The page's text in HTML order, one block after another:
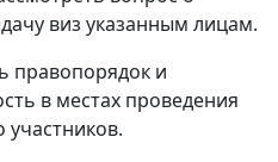
виз указанным лицам.
правопорядок и
в местах проведения